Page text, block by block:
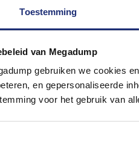
Toestemming
van Megadump
gebruiken we cookies
en gepersonaliseerde
voor het gebruik van
delen. Deel jouw